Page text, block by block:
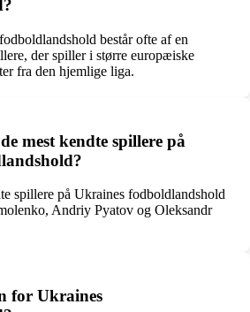
består ofte af en
der spiller i større europæiske
fra den hjemlige liga.
mest kendte spillere på
spillere på Ukraines fodboldlandshold
Andriy Pyatov og Oleksandr
for Ukraines